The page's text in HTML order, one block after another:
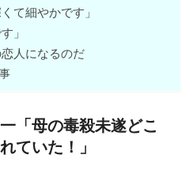
て細やかです」
」
人になるのだ
「母の毒殺未遂どこ
ていた！」